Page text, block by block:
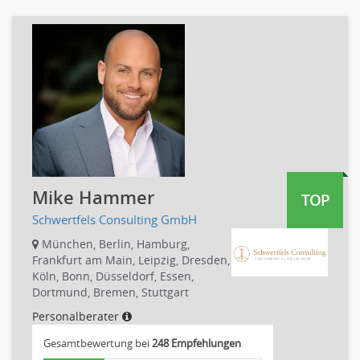
Sicherheit
Banken, Finanzdienstleister und Versicherungen Finanzen
Firmenkundengeschäft
Investment-Banking
Kreditanalyse
Banken, Finanzdienstleister und Versicherungen Leitung,
Teamleitung
Mergers & Acquisitions
Privatkundengeschäft
Mathematik, Produkt, Statistik
Versicherung: Sachbearbeitung
Zahlungsverkehr
Ausbilder
Erwachsenenbildung
Erzieher
TOP
Mike Hammer
Schwertfels Consulting GmbH
München, Berlin, Hamburg,
Frankfurt am Main, Leipzig, Dresden,
Köln, Bonn, Düsseldorf, Essen,
Dortmund, Bremen, Stuttgart
Personalberater
Gesamtbewertung bei248 Empfehlungen